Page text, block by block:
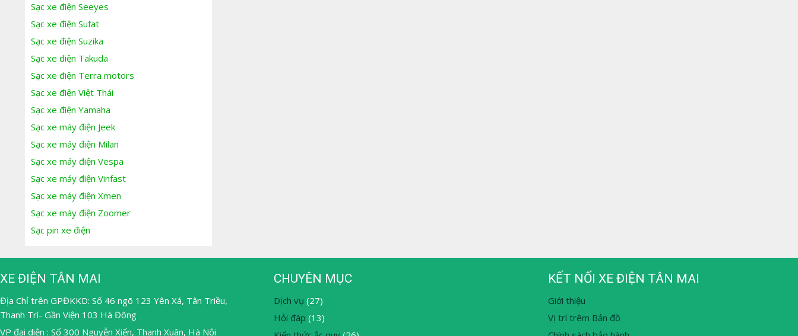
Sạc xe điện Seeyes
Sạc xe điện Sufat
Sạc xe điện Suzika
Sạc xe điện Takuda
Sạc xe điện Terra motors
Sạc xe điện Việt Thái
Sạc xe điện Yamaha
Sạc xe máy điện Jeek
Sạc xe máy điện Milan
Sạc xe máy điện Vespa
Sạc xe máy điện Vinfast
Sạc xe máy điện Xmen
Sạc xe máy điện Zoomer
Sạc pin xe điện
XE ĐIỆN TÂN MAI
Địa Chỉ trên GPĐKKD: Số 46 ngõ 123 Yên Xá, Tân Triều,
Thanh Trì- Gần Viện 103 Hà Đông
VP đại diện : Số 300 Nguyễn Xiển, Thanh Xuân, Hà Nội
CHUYÊN MỤC
Dịch vụ (27)
Hỏi đáp (13)
KẾT NỐI XE ĐIỆN TÂN MAI
Giới thiệu
Vị trí trêm Bản đồ